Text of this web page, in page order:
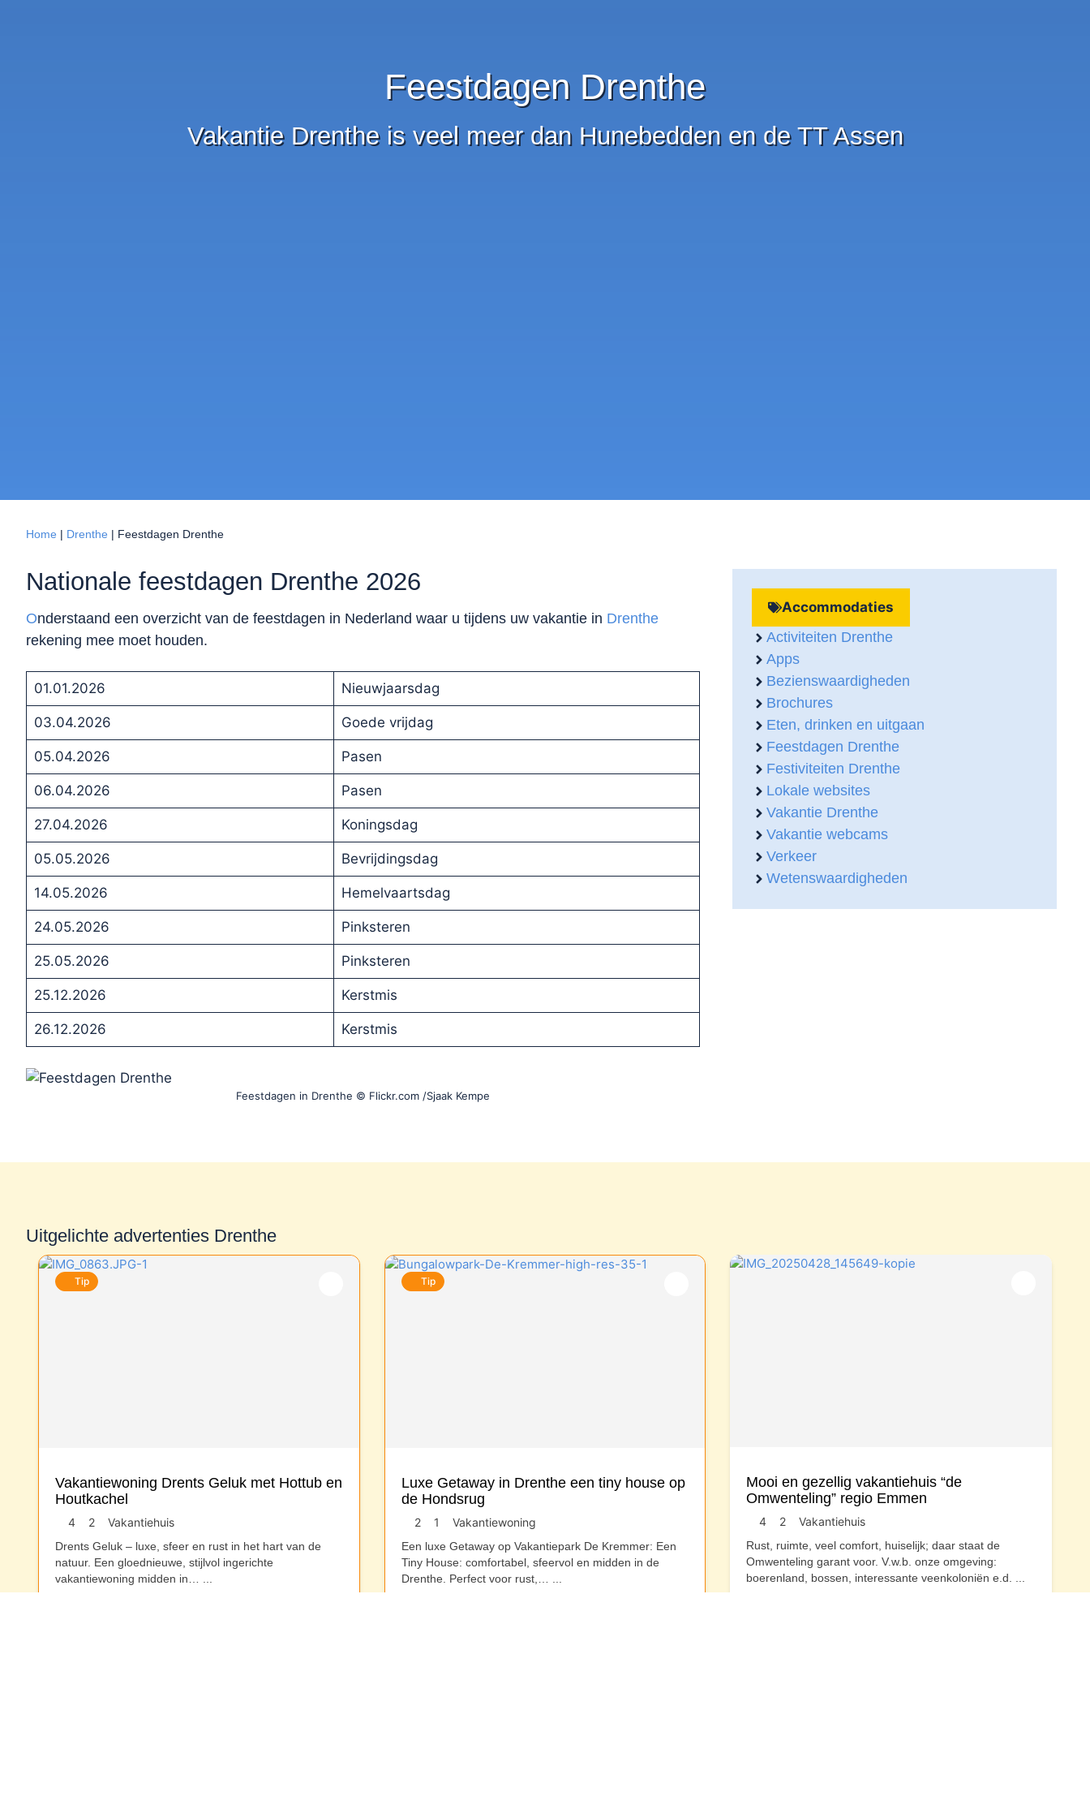
Feestdagen Drenthe
Vakantie Drenthe is veel meer dan Hunebedden en de TT Assen
Home | Drenthe | Feestdagen Drenthe
Nationale feestdagen Drenthe 2026
Onderstaand een overzicht van de feestdagen in Nederland waar u tijdens uw vakantie in Drenthe
rekening mee moet houden.
01.01.2026 Nieuwjaarsdag
03.04.2026 Goede vrijdag
05.04.2026 Pasen
06.04.2026 Pasen
27.04.2026 Koningsdag
05.05.2026 Bevrijdingsdag
14.05.2026 Hemelvaartsdag
24.05.2026 Pinksteren
25.05.2026 Pinksteren
25.12.2026 Kerstmis
26.12.2026 Kerstmis
Feestdagen in Drenthe © Flickr.com /Sjaak Kempe
Accommodaties
Activiteiten Drenthe
Apps
Bezienswaardigheden
Brochures
Eten, drinken en uitgaan
Feestdagen Drenthe
Festiviteiten Drenthe
Lokale websites
Vakantie Drenthe
Vakantie webcams
Verkeer
Wetenswaardigheden
Uitgelichte advertenties Drenthe
Tip
Vakantiewoning Drents Geluk met Hottub en
Houtkachel
4 2 Vakantiehuis
Drents Geluk – luxe, sfeer en rust in het hart van de
natuur. Een gloednieuwe, stijlvol ingerichte
vakantiewoning midden in…
Tip
Luxe Getaway in Drenthe een tiny house op
de Hondsrug
2 1 Vakantiewoning
Een luxe Getaway op Vakantiepark De Kremmer: Een
Tiny House: comfortabel, sfeervol en midden in de
Drenthe. Perfect voor rust,…
Mooi en gezellig vakantiehuis “de
Omwenteling” regio Emmen
4 2 Vakantiehuis
Rust, ruimte, veel comfort, huiselijk; daar staat de
Omwenteling garant voor. V.w.b. onze omgeving:
boerenland, bossen, interessante veenkoloniën e.d.